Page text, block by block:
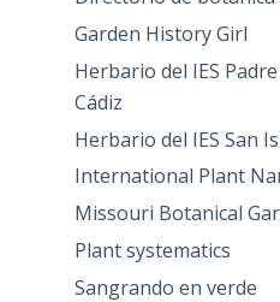
Garden History Girl
Herbario del IES
Cádiz
Herbario del IES San
International Plant
Missouri Botanical
Plant systematics
Sangrando en verde